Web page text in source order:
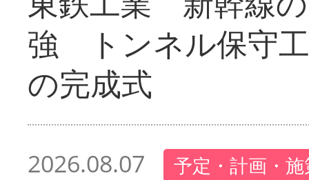
強 トンネル保守
の完成式
2026.08.07 予定・計画・